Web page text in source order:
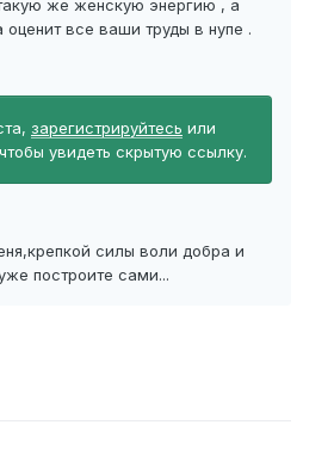
же женскую энергию , а
все ваши труды в нупе .
зарегистрируйтесь или
увидеть скрытую ссылку.
силы воли добра и
построите сами...